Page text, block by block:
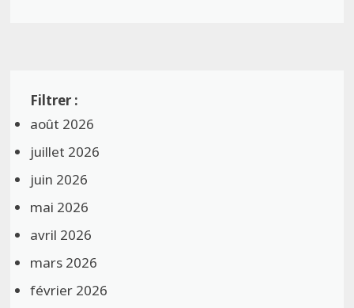
août 2026
juillet 2026
juin 2026
mai 2026
avril 2026
mars 2026
février 2026